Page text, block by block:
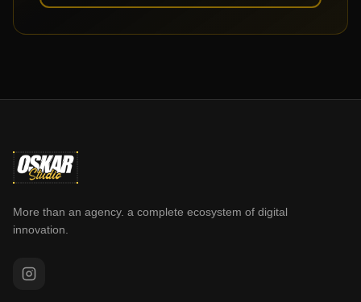
More than an agency. a complete ecosystem of digital
innovation.